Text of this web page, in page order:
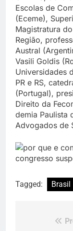
Escolas de
(Eceme),
Magistratura
Região,
Austral
Vasili Goldis
Universidades
PR e RS,
(Portugal),
Direito da
demia Paulista
Advogados de
Tagged: Brasil